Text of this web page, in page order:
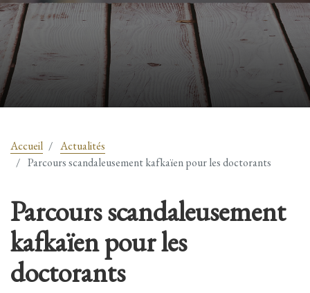
Accueil
Actualités
Parcours scandaleusement kafkaïen pour les doctorants
Parcours scandaleusement
kafkaïen pour les
doctorants